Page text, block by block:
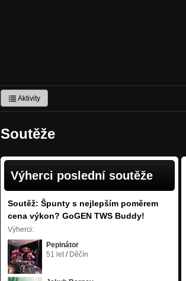
Aktivity
Soutěže
Výherci poslední soutěže
Soutěž: Špunty s nejlepším poměrem
cena výkon? GoGEN TWS Buddy!
Výherci:
Pepinátor
51 let/ Děčín